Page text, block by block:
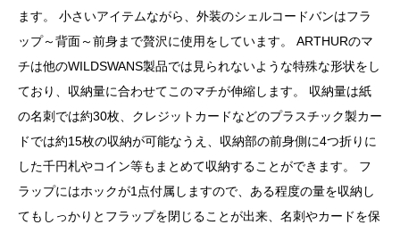
ます。 小さいアイテムながら、外装のシェルコードバンはフラ
ップ～背面～前身まで贅沢に使用をしています。 ARTHURのマ
チは他のWILDSWANS製品では見られないような特殊な形状をし
ており、収納量に合わせてこのマチが伸縮します。 収納量は紙
の名刺では約30枚、クレジットカードなどのプラスチック製カー
ドでは約15枚の収納が可能なうえ、収納部の前身側に4つ折りに
した千円札やコイン等もまとめて収納することができます。 フ
ラップにはホックが1点付属しますので、ある程度の量を収納し
てもしっかりとフラップを閉じることが出来、名刺やカードを保